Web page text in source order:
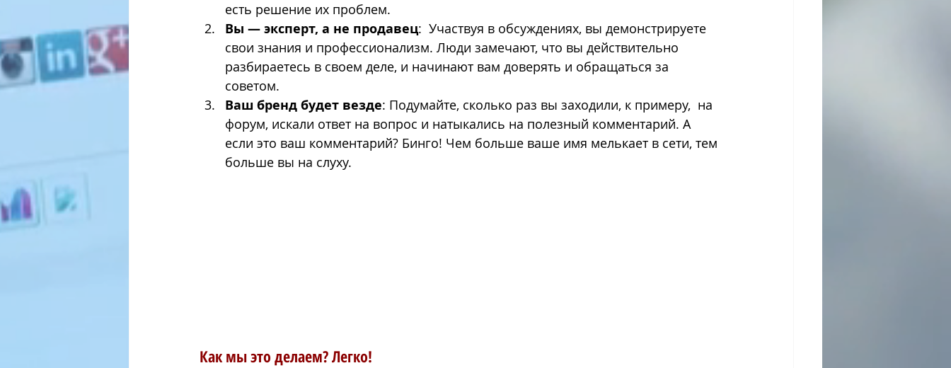
есть решение их проблем.
Вы — эксперт, а не продавец:  Участвуя в обсуждениях, вы демонстрируете
свои знания и профессионализм. Люди замечают, что вы действительно
разбираетесь в своем деле, и начинают вам доверять и обращаться за
советом.
Ваш бренд будет везде: Подумайте, сколько раз вы заходили, к примеру,  на
форум, искали ответ на вопрос и натыкались на полезный комментарий. А
если это ваш комментарий? Бинго! Чем больше ваше имя мелькает в сети, тем
больше вы на слуху.
Как мы это делаем? Легко!